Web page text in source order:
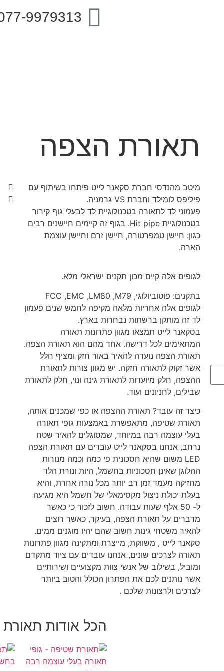
9979313
תאורת הצפה
מיטב מהנדסי חברת סקאנר לייט פיתחו בשיתוף עם
פיליפס לומילד וחברת VS גרמניה.
פעמוני לד לתאורה בטכנולוגיית לד לבעלי גוף קירור
בטכנולוגיית Hit pipe. בגוף זה קיימים חיישנים רבים
כגון: חיישן טמפרטורה, חיישן זרם וחיישן עוצמת
הארה.
לגופים אלה קיים מכון תקנים ישראלי מלא.
בתקנים: פוטוביולוגי, FCC ,EMC ,LM80 ,M79
לגופים אלה אחריות מלאה מקיפה לחמש שנים פעמון
לד זה מותקן ברשתות נבחרות בארץ.
בסקאנר לייט תמצאו מגוון פתרונות תאורה
המתאימים לכל דרישה. אחד מהם הוא תאורת הצפה.
תאורת הצפה נועדה להאיר באור חזק ומציף חלל
אשר זקוק לתאורה חזקה. יש מגוון צורות לתאורת
ההצפה, חלק מיועדות לתאורת גינה ונוי, חלק לתאורת
שבילים, לחניונים ועוד.
כיצד זה עובד? תאורת ההצפה או כפי שמכנים אותה,
תאורת שטיפה, מתאפשרת באמצעות גופי תאורה
בעלי עוצמה רבה במיוחד, שמסוגלים להאיר שטח
נרחב, אנחנו בסקאנר לייט עובדים עם תאורת הצפה
LED משום שהיא חסכונית פי כמה וכמה מנורות
ההלוגן שאינן חסכוניות בחשמל, היות ונורת הלד
מחזיקה מעמד זמן רב יותר מכל נורה אחרת, והיא
בעלת יכולת ניצול מקסימאלי של חשמל היא מגיעה
ל- 50 אלף שעות עבודה. חשוב לזכור כי כאשר
מדברים על תאורת הצפה, בעיקר, כאשר רוצים
להאיר משטחי גינות חשוב שהם יהיו מוגנים ממים.
סקאנר לייט , משווקת, מייצרת ומתקינה מגוון פתרונות
תאורה לצרכים שונים, אנחנו עובדים עם ציוד מתקדם
ומוביל, בשילוב של אנשי צוות מקצועיים ושירותיים
אשר נותנים לכם את הפתרון הכולל והטוב ביותר
לצרכים ולרצונות שלכם .
הכל אודות